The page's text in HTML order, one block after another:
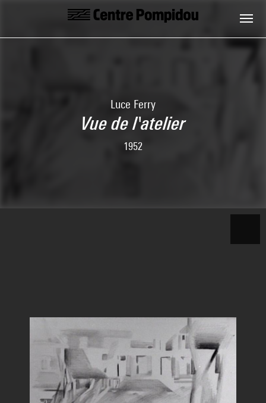
Skip to main content
Centre Pompidou
Luce Ferry
Vue de l'atelier
1952